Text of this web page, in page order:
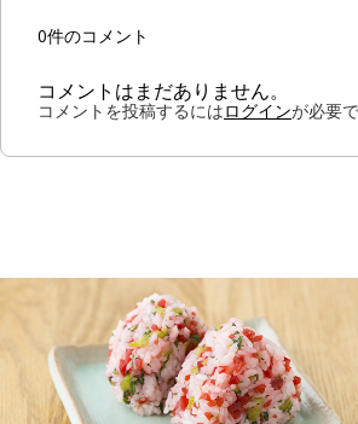
0件のコメント
コメントはまだありません。
コメントを投稿するにはログインが必要で